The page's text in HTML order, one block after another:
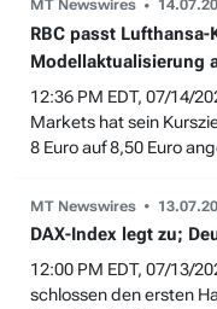
MT Newswires
RBC passt
Modellaktualisierung
12:36 PM EDT, 07/14/
Markets hat sein
8 Euro auf 8,50 Euro
MT Newswires
DAX-Index legt zu;
12:00 PM EDT, 07/13/
schlossen den ersten